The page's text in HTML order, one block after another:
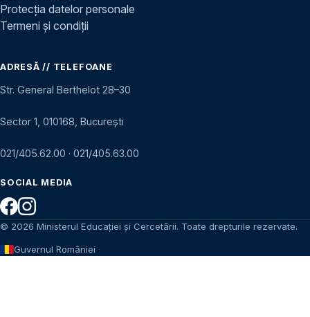
Protecția datelor personale
Termeni și condiții
ADRESĂ // TELEFOANE
Str. General Berthelot 28–30
Sector 1, 010168, București
021/405.62.00 · 021/405.63.00
SOCIAL MEDIA
© 2026 Ministerul Educației și Cercetării. Toate drepturile rezervate.
Guvernul României